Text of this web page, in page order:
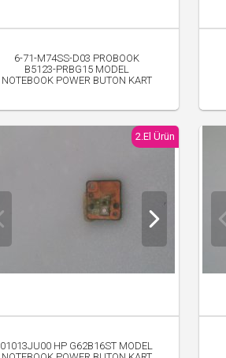
6-71-M74SS-D03 PROBOOK
B5123-PRBG15 MODEL
NOTEBOOK POWER BUTON KART
2.El Ürün
01013JU00 HP G62B16ST MODEL